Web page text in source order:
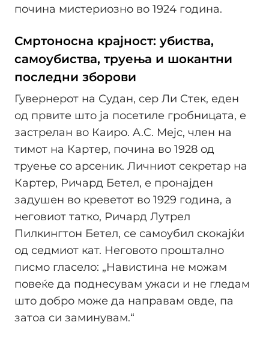
почина мистериозно во 1924 година.
Смртоносна крајност: убиства,
самоубиства, труења и шокантни
последни зборови
Гувернерот на Судан, сер Ли Стек, еден
од првите што ја посетиле гробницата, е
застрелан во Каиро. A.C. Мејс, член на
тимот на Картер, почина во 1928 од
труење со арсеник. Личниот секретар на
Картер, Ричард Бетел, е пронајден
задушен во креветот во 1929 година, а
неговиот татко, Ричард Лутрел
Пилкингтон Бетел, се самоубил скокајќи
од седмиот кат. Неговото проштално
писмо гласело: „Навистина не можам
повеќе да поднесувам ужаси и не гледам
што добро може да направам овде, па
затоа си заминувам.“